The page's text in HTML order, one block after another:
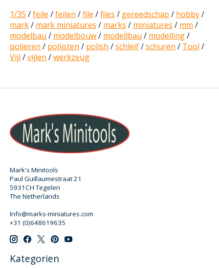
1/35 /feile /feilen /file /files / gereedschap / hobby/
mark/ mark miniatures / marks / miniatures / mm /
modelbau / modelbouw/ modellbau / modelling/
polieren / polijsten / polish /schleif/schuren / Tool /
Vijl /vijlen /werkzeug
Mark's Minitools
Paul Guillaumestraat 21
5931CH Tegelen
The Netherlands
Info@marks-miniatures.com
+31 (0)648619635
Kategorien